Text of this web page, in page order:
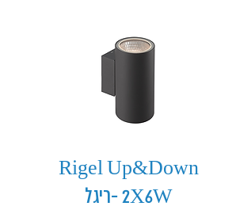
Rigel Up&Down
2X6W -ריגל